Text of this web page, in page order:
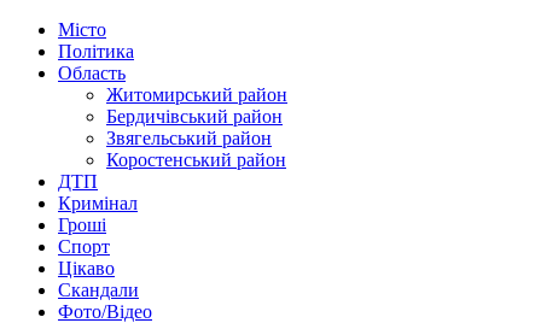
Місто
Політика
Область
Житомирський район
Бердичівський район
Звягельський район
Коростенський район
ДТП
Кримінал
Гроші
Спорт
Цікаво
Скандали
Фото/Відео